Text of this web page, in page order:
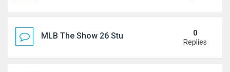
MLB The Show 26 Stubs Tips for Efficient
0
Replies